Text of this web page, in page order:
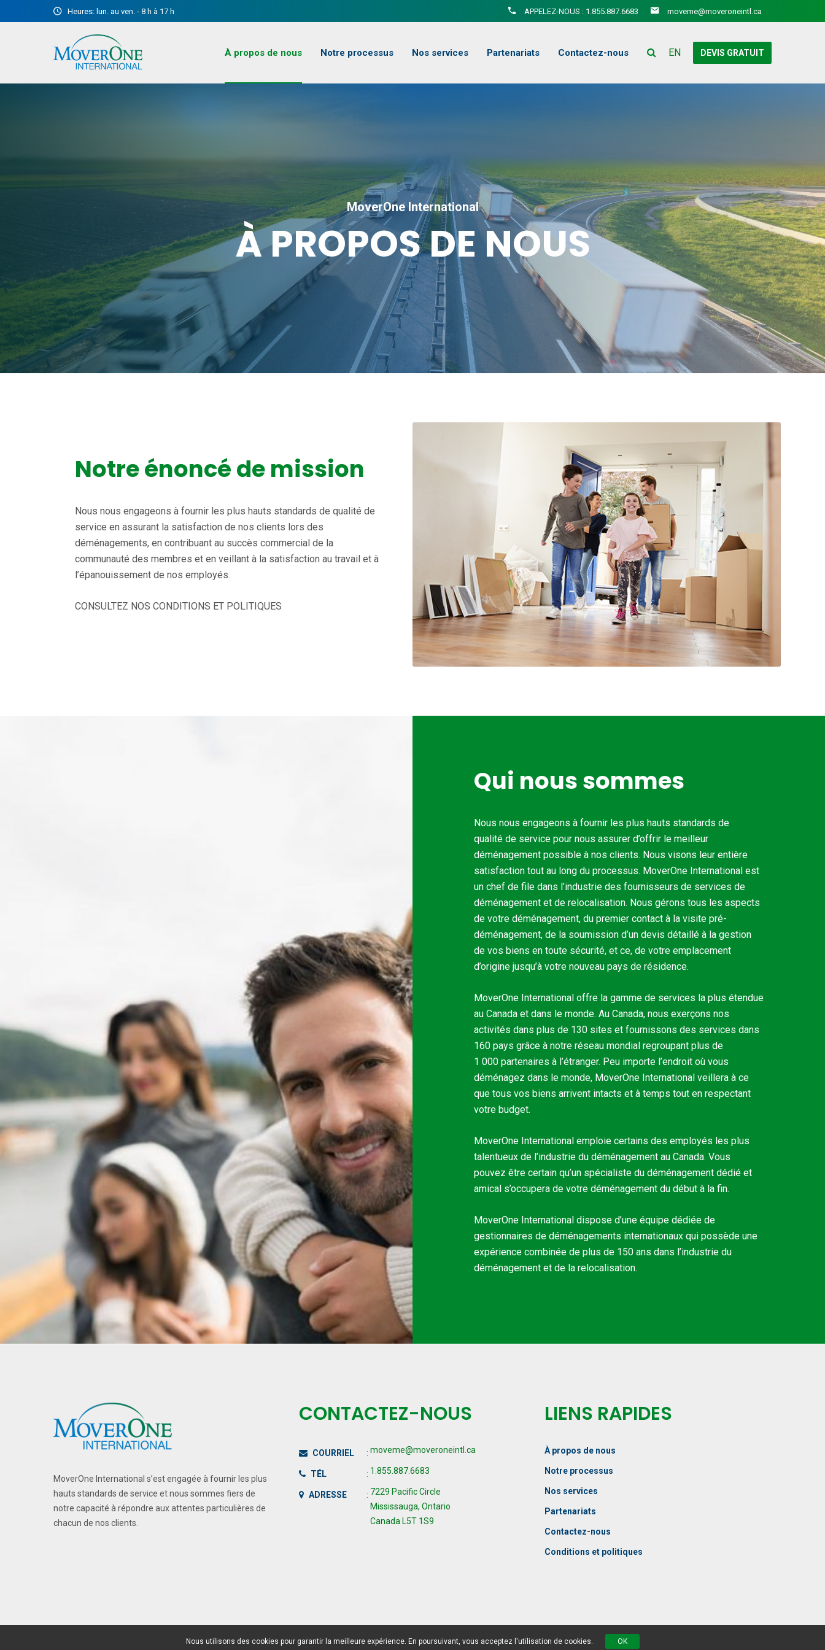
Heures: lun. au ven. - 8 h à 17 h APPELEZ-NOUS : 1.855.887.6683 moveme@moveroneintl.ca
À propos de nous Notre processus Nos services Partenariats Contactez-nous EN DEVIS GRATUIT
MoverOne International
À PROPOS DE NOUS
Notre énoncé de mission
Nous nous engageons à fournir les plus hauts standards de qualité de
service en assurant la satisfaction de nos clients lors des
déménagements, en contribuant au succès commercial de la
communauté des membres et en veillant à la satisfaction au travail et à
l’épanouissement de nos employés.
CONSULTEZ NOS CONDITIONS ET POLITIQUES
Qui nous sommes
Nous nous engageons à fournir les plus hauts standards de
qualité de service pour nous assurer d’offrir le meilleur
déménagement possible à nos clients. Nous visons leur entière
satisfaction tout au long du processus. MoverOne International est
un chef de file dans l’industrie des fournisseurs de services de
déménagement et de relocalisation. Nous gérons tous les aspects
de votre déménagement, du premier contact à la visite pré-
déménagement, de la soumission d’un devis détaillé à la gestion
de vos biens en toute sécurité, et ce, de votre emplacement
d’origine jusqu’à votre nouveau pays de résidence.
MoverOne International offre la gamme de services la plus étendue
au Canada et dans le monde. Au Canada, nous exerçons nos
activités dans plus de 130 sites et fournissons des services dans
160 pays grâce à notre réseau mondial regroupant plus de
1 000 partenaires à l’étranger. Peu importe l’endroit où vous
déménagez dans le monde, MoverOne International veillera à ce
que tous vos biens arrivent intacts et à temps tout en respectant
votre budget.
MoverOne International emploie certains des employés les plus
talentueux de l’industrie du déménagement au Canada. Vous
pouvez être certain qu’un spécialiste du déménagement dédié et
amical s’occupera de votre déménagement du début à la fin.
MoverOne International dispose d’une équipe dédiée de
gestionnaires de déménagements internationaux qui possède une
expérience combinée de plus de 150 ans dans l’industrie du
déménagement et de la relocalisation.
MoverOne International s’est engagée à fournir les plus
hauts standards de service et nous sommes fiers de
notre capacité à répondre aux attentes particulières de
chacun de nos clients.
CONTACTEZ-NOUS
COURRIEL : moveme@moveroneintl.ca
TÉL : 1.855.887.6683
ADRESSE : 7229 Pacific Circle
Mississauga, Ontario
Canada L5T 1S9
LIENS RAPIDES
À propos de nous
Notre processus
Nos services
Partenariats
Contactez-nous
Conditions et politiques
Nous utilisons des cookies pour garantir la meilleure expérience. En poursuivant, vous acceptez l'utilisation de cookies. OK